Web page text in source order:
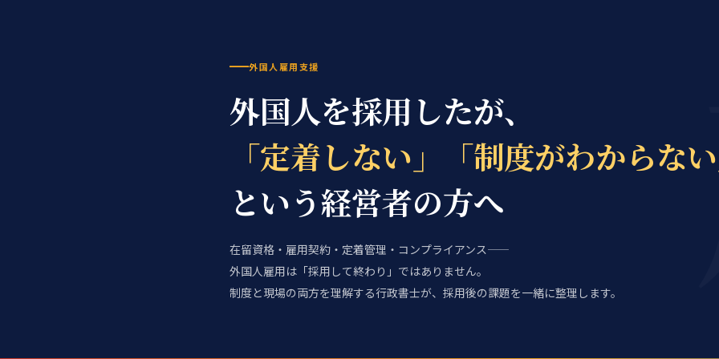
外国人雇用支援
外国人を採用したが、
「定着しない」「制度がわからな
という経営者の方へ
在留資格・雇用契約・定着管理・コンプライアンス——
外国人雇用は「採用して終わり」ではありません。
制度と現場の両方を理解する行政書士が、採用後の課題を一緒に整理します。